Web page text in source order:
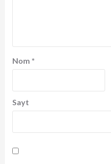
Nom *
Sayt